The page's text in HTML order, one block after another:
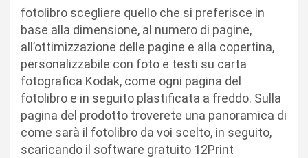
fotolibro scegliere quello che si preferisce in
base alla dimensione, al numero di pagine,
all’ottimizzazione delle pagine e alla copertina,
personalizzabile con foto e testi su carta
fotografica Kodak, come ogni pagina del
fotolibro e in seguito plastificata a freddo. Sulla
pagina del prodotto troverete una panoramica di
come sarà il fotolibro da voi scelto, in seguito,
scaricando il software gratuito 12Print